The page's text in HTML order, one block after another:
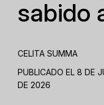
sabido
CELITA SUMMA
PUBLICADO EL 8 DE
DE 2026